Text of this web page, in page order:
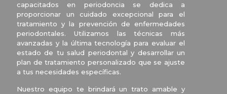
capacitados en periodoncia se dedica a
proporcionar un cuidado excepcional para el
tratamiento y la prevención de enfermedades
periodontales. Utilizamos las técnicas más
avanzadas y la última tecnología para evaluar el
estado de tu salud periodontal y desarrollar un
plan de tratamiento personalizado que se ajuste
a tus necesidades específicas.
Nuestro equipo te brindará un trato amable y